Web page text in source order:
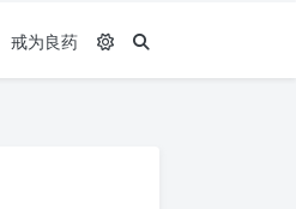
戒为良药